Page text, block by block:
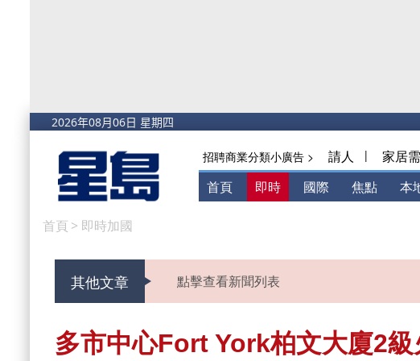
招聘商業分類小廣告 > 請人 | 家居
首頁 即時 國際 焦點 本
首頁 > 即時加國
其他文章 點擊查看新聞列表
多市中心Fort York柏文大廈2